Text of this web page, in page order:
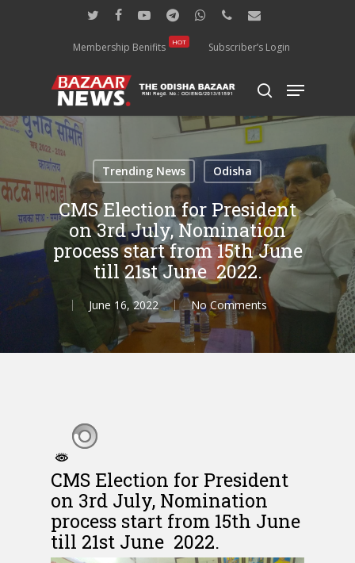
twitter facebookyoutubetelegramwhatsappphoneemail
Membership Benifits
HOT
Subscriber’s Login
search
Menu
Trending News Odisha
CMS Election for President
on 3rd July, Nomination
process start from 15th June
till 21st June 2022.
June 16, 2022 No Comments
CMS Election for President
on 3rd July, Nomination
process start from 15th June
till 21st June 2022.